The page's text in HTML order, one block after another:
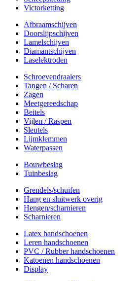
Victorketting
Afbraamschijven
Doorslijpschijven
Lamelschijven
Diamantschijven
Laselektroden
Schroevendraaiers
Tangen / Scharen
Zagen
Meetgereedschap
Beitels
Vijlen / Raspen
Sleutels
Lijmklemmen
Waterpassen
Bouwbeslag
Tuinbeslag
Grendels/schuifen
Hang en sluitwerk overig
Hengen/scharnieren
Scharnieren
Latex handschoenen
Leren handschoenen
PVC / Rubber handschoenen
Katoenen handschoenen
Display